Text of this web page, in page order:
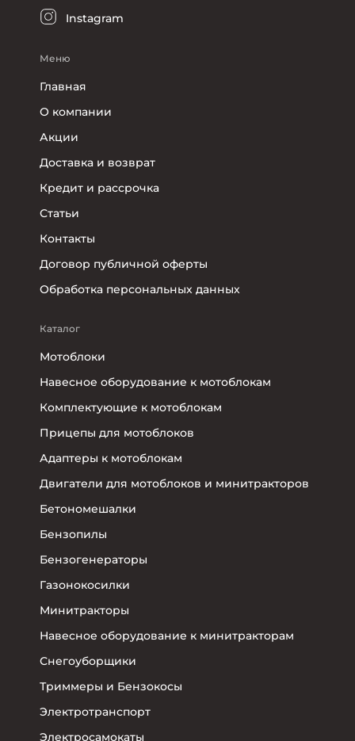
Instagram
Меню
Главная
О компании
Акции
Доставка и возврат
Кредит и рассрочка
Статьи
Контакты
Договор публичной оферты
Обработка персональных данных
Каталог
Мотоблоки
Навесное оборудование к мотоблокам
Комплектующие к мотоблокам
Прицепы для мотоблоков
Адаптеры к мотоблокам
Двигатели для мотоблоков и минитракторов
Бетономешалки
Бензопилы
Бензогенераторы
Газонокосилки
Минитракторы
Навесное оборудование к минитракторам
Снегоуборщики
Триммеры и Бензокосы
Электротранспорт
Электросамокаты